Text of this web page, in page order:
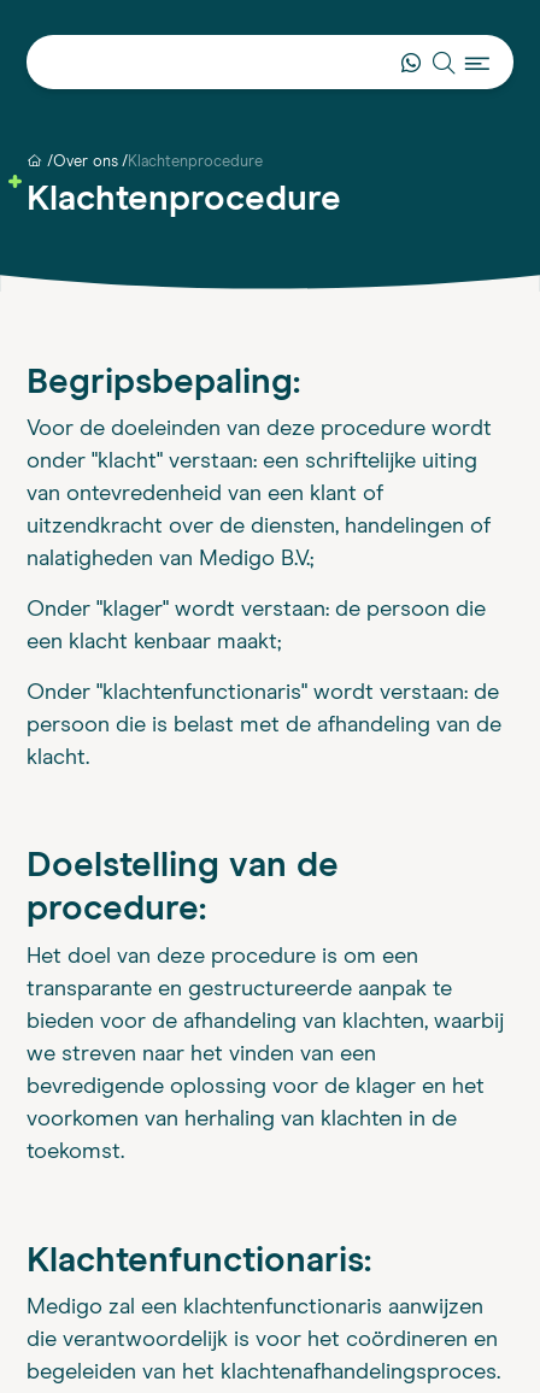
Over ons Klachtenprocedure
Klachtenprocedure
Begripsbepaling:
Voor de doeleinden van deze procedure wordt
onder "klacht" verstaan: een schriftelijke uiting
van ontevredenheid van een klant of
uitzendkracht over de diensten, handelingen of
nalatigheden van Medigo B.V.;
Onder "klager" wordt verstaan: de persoon die
een klacht kenbaar maakt;
Onder "klachtenfunctionaris" wordt verstaan: de
persoon die is belast met de afhandeling van de
klacht.
Doelstelling van de
procedure:
Het doel van deze procedure is om een
transparante en gestructureerde aanpak te
bieden voor de afhandeling van klachten, waarbij
we streven naar het vinden van een
bevredigende oplossing voor de klager en het
voorkomen van herhaling van klachten in de
toekomst.
Klachtenfunctionaris:
Medigo zal een klachtenfunctionaris aanwijzen
die verantwoordelijk is voor het coördineren en
begeleiden van het klachtenafhandelingsproces.